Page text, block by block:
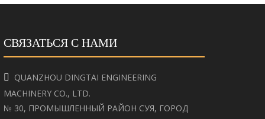
деревянный поддон
СВЯЗАТЬСЯ С НАМИ

QUANZHOU DINGTAI ENGINEERING
MACHINERY CO., LTD.
№ 30, ПРОМЫШЛЕННЫЙ РАЙОН СУЯ, ГОРОД